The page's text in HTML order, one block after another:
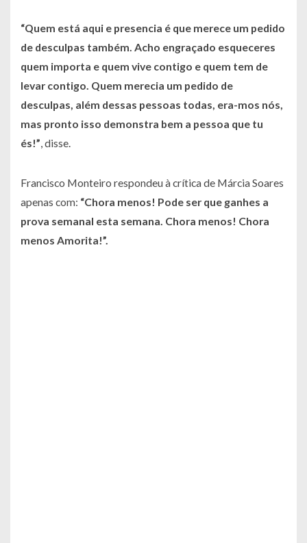
“Quem está aqui e presencia é que merece um pedido
de desculpas também. Acho engraçado esqueceres
quem importa e quem vive contigo e quem tem de
levar contigo. Quem merecia um pedido de
desculpas, além dessas pessoas todas, era-mos nós,
mas pronto isso demonstra bem a pessoa que tu
és!”, disse.
Francisco Monteiro respondeu à crítica de Márcia Soares
apenas com: “Chora menos! Pode ser que ganhes a
prova semanal esta semana. Chora menos! Chora
menos Amorita!”.